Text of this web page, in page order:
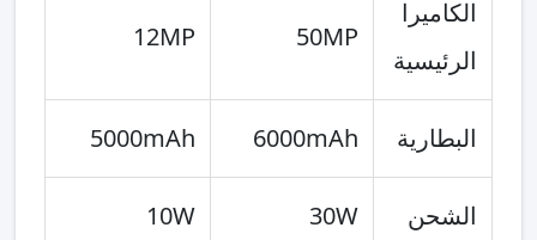
الكاميرا
الرئيسية
50MP
12MP
البطارية 6000mAh
5000mAh
الشحن 30W
10W